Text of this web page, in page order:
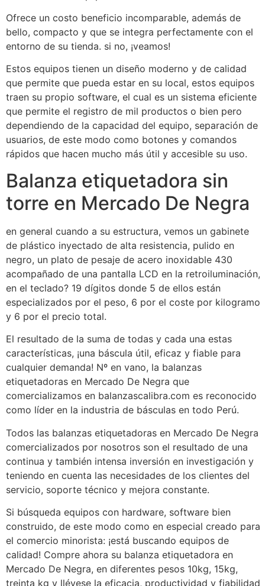
Ofrece un costo beneficio incomparable, además de
bello, compacto y que se integra perfectamente con el
entorno de su tienda. si no, ¡veamos!
Estos equipos tienen un diseño moderno y de calidad
que permite que pueda estar en su local, estos equipos
traen su propio software, el cual es un sistema eficiente
que permite el registro de mil productos o bien pero
dependiendo de la capacidad del equipo, separación de
usuarios, de este modo como botones y comandos
rápidos que hacen mucho más útil y accesible su uso.
Balanza etiquetadora sin
torre en Mercado De Negra
en general cuando a su estructura, vemos un gabinete
de plástico inyectado de alta resistencia, pulido en
negro, un plato de pesaje de acero inoxidable 430
acompañado de una pantalla LCD en la retroiluminación,
en el teclado? 19 dígitos donde 5 de ellos están
especializados por el peso, 6 por el coste por kilogramo
y 6 por el precio total.
El resultado de la suma de todas y cada una estas
características, ¡una báscula útil, eficaz y fiable para
cualquier demanda! Nº en vano, la balanzas
etiquetadoras en Mercado De Negra que
comercializamos en balanzascalibra.com es reconocido
como líder en la industria de básculas en todo Perú.
Todos las balanzas etiquetadoras en Mercado De Negra
comercializados por nosotros son el resultado de una
continua y también intensa inversión en investigación y
teniendo en cuenta las necesidades de los clientes del
servicio, soporte técnico y mejora constante.
Si búsqueda equipos con hardware, software bien
construido, de este modo como en especial creado para
el comercio minorista: ¡está buscando equipos de
calidad! Compre ahora su balanza etiquetadora en
Mercado De Negra, en diferentes pesos 10kg, 15kg,
treinta kg y llévese la eficacia, productividad y fiabilidad